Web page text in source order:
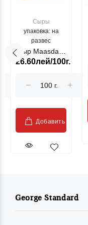
Сыры
упаковка: на
развес
Сыр Maasdam
Sublime Cow
26.60лей/100г.
Добавить
George Standard